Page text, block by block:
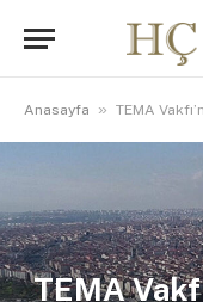
Anasayfa » TEMA
TEMA